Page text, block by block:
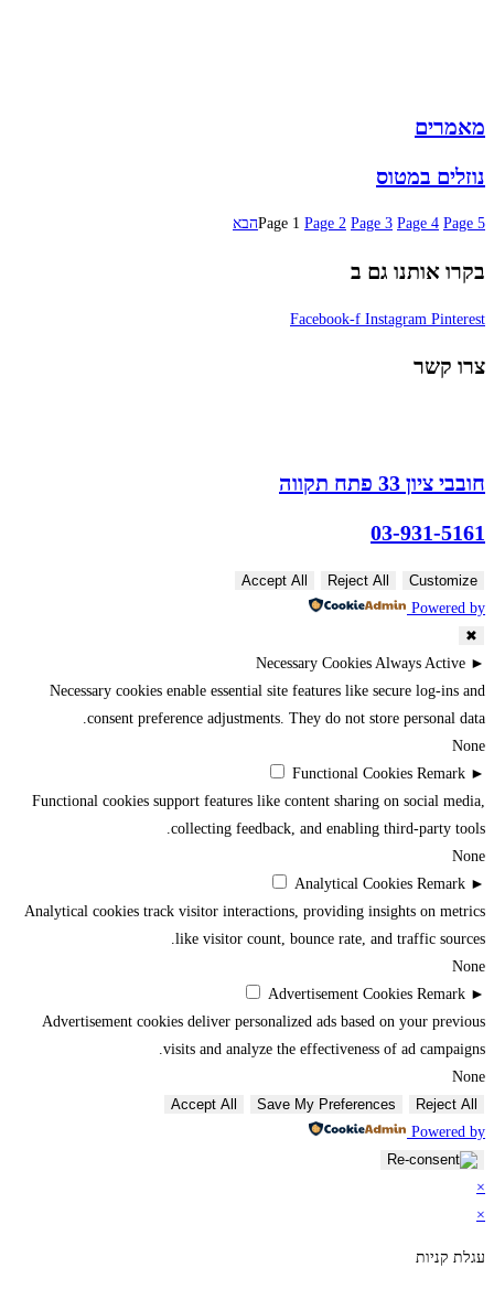
מאמרים
נוזלים במטוס
Page 1 Page 2 Page 3 Page 4 Page 5 הבא
בקרו אותנו גם ב
Facebook-f Instagram Pinterest
צרו קשר
חובבי ציון 33 פתח תקווה
03-931-5161
Customize
Reject All
Accept All
Powered by
✖
►
Necessary Cookies Always Active
Necessary cookies enable essential site features like secure log-ins and
consent preference adjustments. They do not store personal data.
None
►
Functional Cookies Remark
Functional cookies support features like content sharing on social media,
collecting feedback, and enabling third-party tools.
None
►
Analytical Cookies Remark
Analytical cookies track visitor interactions, providing insights on metrics
like visitor count, bounce rate, and traffic sources.
None
►
Advertisement Cookies Remark
Advertisement cookies deliver personalized ads based on your previous
visits and analyze the effectiveness of ad campaigns.
None
Reject All
Save My Preferences
Accept All
Powered by
×
×
עגלת קניות